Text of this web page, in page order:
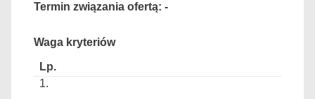
Termin związania ofertą: -
Waga kryteriów
1.